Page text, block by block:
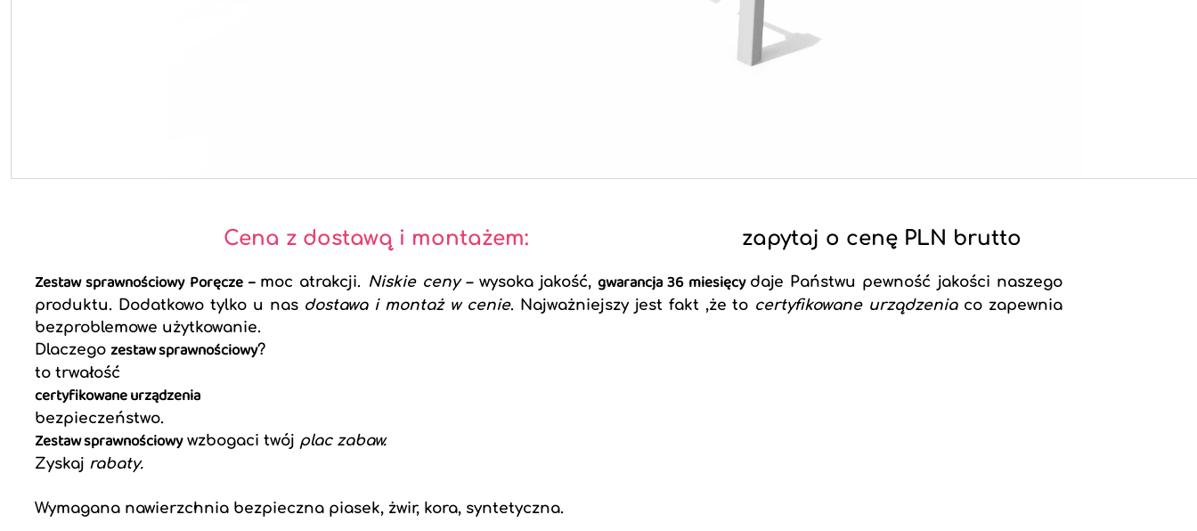
Cena z dostawą i montażem: zapytaj o cenę PLN brutto
Zestaw sprawnościowy Poręcze – moc atrakcji. Niskie ceny – wysoka jakość,gwarancja 36 miesięcy daje Państwu pewność jakości naszego
produktu. Dodatkowo tylko u nas dostawa i montaż w cenie. Najważniejszy jest fakt ,że to certyfikowane urządzenia co zapewnia
bezproblemowe użytkowanie.
Dlaczego zestaw sprawnościowy?
to trwałość
certyfikowane urządzenia
bezpieczeństwo.
Zestaw sprawnościowywzbogaci twój plac zabaw.
Zyskaj rabaty.
Wymagana nawierzchnia bezpieczna piasek, żwir, kora, syntetyczna.